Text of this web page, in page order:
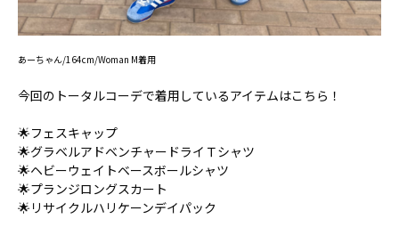
あーちゃん/164cm/Woman M着用
今回のトータルコーデで着用しているアイテムはこちら！
🌟フェスキャップ
🌟グラベルアドベンチャードライＴシャツ
🌟ヘビーウェイトベースボールシャツ
🌟プランジロングスカート
🌟リサイクルハリケーンデイパック